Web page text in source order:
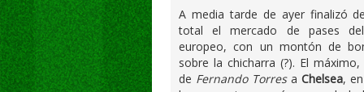
A media tarde de ayer finalizó
total el mercado de pases
europeo, con un montón de
sobre la chicharra (?). El
de Fernando TorresaChelsea,